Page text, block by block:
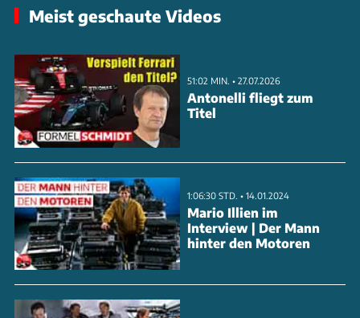
Meist geschaute Videos
51:02 MIN. • 27.07.2026
Antonelli fliegt zum
Titel
1:06:30 STD. • 14.01.2024
Mario Illien im
Interview | Der Mann
hinter den Motoren